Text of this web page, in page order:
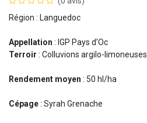
Région : Languedoc
Appellation : IGP Pays d’Oc
Terroir : Colluvions argilo-limoneuses
Rendement moyen : 50 hl/ha
Cépage: Syrah Grenache